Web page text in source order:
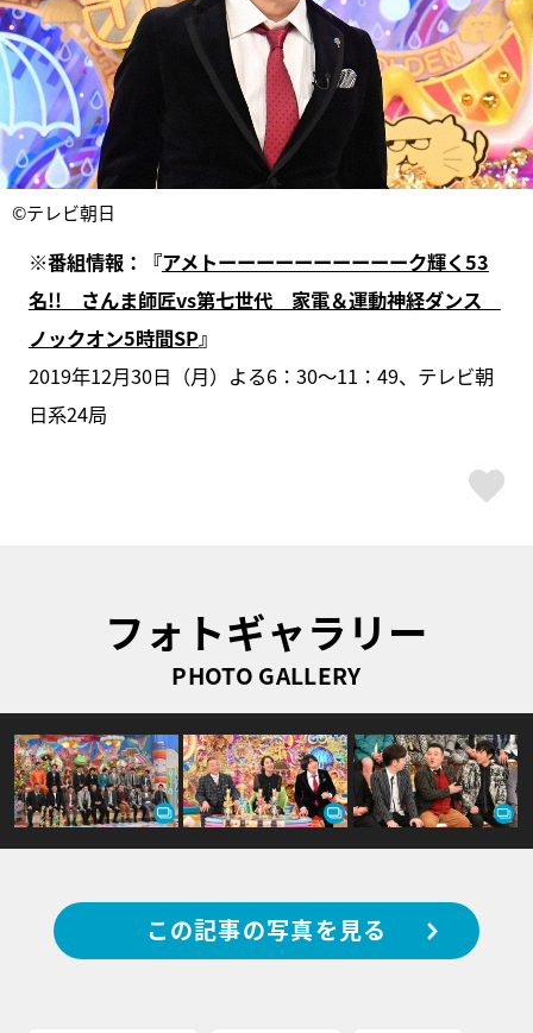
©テレビ朝日
※番組情報：『アメトーーーーーーーーーーク輝く53
名!! さんま師匠vs第七世代 家電＆運動神経ダンス
ノックオン5時間SP』
2019年12月30日（月）よる6：30～11：49、テレビ朝
日系24局
フォトギャラリー
PHOTO GALLERY
この記事の写真を見る